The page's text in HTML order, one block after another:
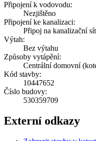
Připojení k vodovodu:
Nezjištěno
Připojení ke kanalizaci:
Připoj na kanalizační
Výtah:
Bez výtahu
Způsoby vytápění:
Centrální domovní
Kód stavby:
10447652
Číslo budovy:
530359709
Externí odkazy